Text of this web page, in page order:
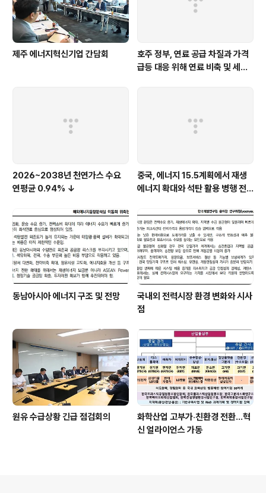
제주 에너지혁신기업 간담회
호주 정부, 연료 공급 차질과 가격
급등 대응 위해 연료 비축 및 세제
2026~2038년 천연가스 수요
연평균 0.94% ↓
중국, 에너지 15.5계획에서 재생
에너지 확대와 석탄 활용 병행 전
동남아시아 에너지 구조 및 전망
국내외 전력시장 환경 변화와 시사
점
원유 수급상황 긴급 점검회의
화학산업 고부가‧친환경 전환…혁
신 얼라이언스 가동